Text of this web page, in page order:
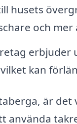
husets
och
erbjuder
kan
är
använda